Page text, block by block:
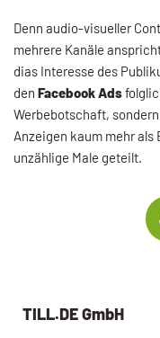
Denn audio-visueller
mehrere Kanäle
dias Interesse des
den Facebook Ads
Werbebotschaft,
Anzeigen kaum mehr
unzählige Male geteilt.
TILL.DE GmbH